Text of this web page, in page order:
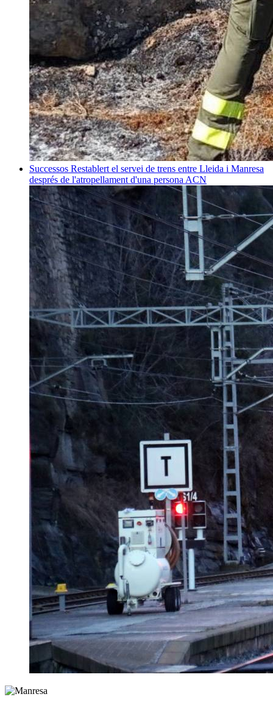
Successos Restablert el servei de trens entre Lleida i Manresa
després de l'atropellament d'una persona ACN